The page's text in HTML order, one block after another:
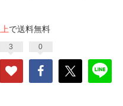
で送料無料
3 0